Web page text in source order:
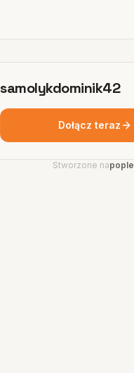
samolykdominik42
Dołącz teraz
Stworzone napople